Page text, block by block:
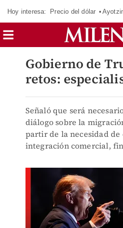
Hoy interesa: Precio del dólar
Gobierno de
retos:
Señaló que será
diálogo sobre la
partir de la necesidad
integración comercial,